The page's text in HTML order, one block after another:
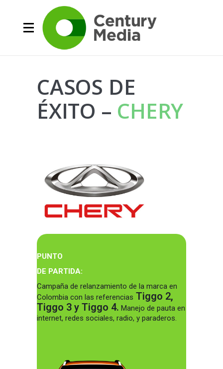
CASOS DE
ÉXITO – CHERY
PUNTO
DE PARTIDA:
Campaña de relanzamiento de la marca en
Colombia con las referencias Tiggo 2,
Tiggo 3 y Tiggo 4. Manejo de pauta en
internet, redes sociales, radio, y paraderos.